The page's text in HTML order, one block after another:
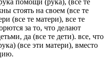
помощи (рука), (все те
стоять на своем (все те
(все те матери), все те
за то, что делают
да (все те дети). все, что
(все эти матери), вместо